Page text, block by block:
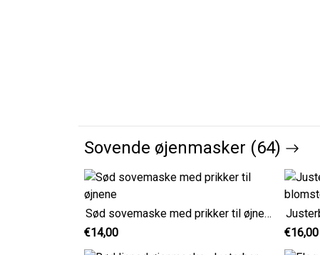
Sovende øjenmasker (64)
Sød sovemaske med prikker til øjnene
€14,00
€16,00